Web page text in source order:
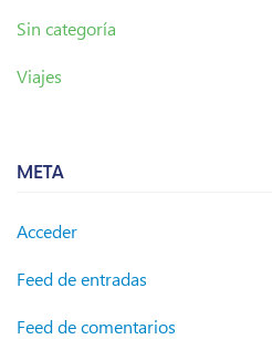
Sin categoría
Viajes
META
Acceder
Feed de entradas
Feed de comentarios